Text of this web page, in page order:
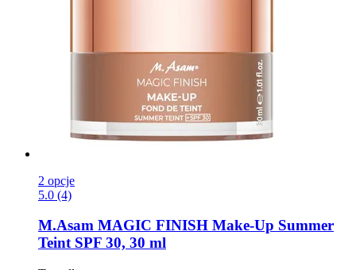
2 opcje
5.0 (4)
M.Asam MAGIC FINISH Make-​Up Summer
Teint SPF 30, 30 ml